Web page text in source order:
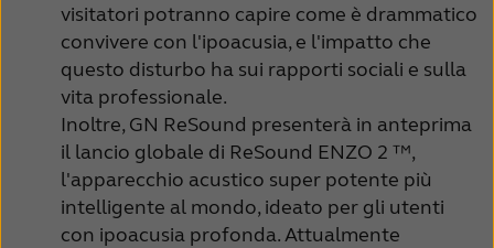
visitatori potranno capire come è drammatico
convivere con l'ipoacusia, e l'impatto che
questo disturbo ha sui rapporti sociali e sulla
vita professionale.
Inoltre, GN ReSound presenterà in anteprima
il lancio globale di ReSound ENZO 2 ™,
l'apparecchio acustico super potente più
intelligente al mondo, ideato per gli utenti
con ipoacusia profonda.Attualmente